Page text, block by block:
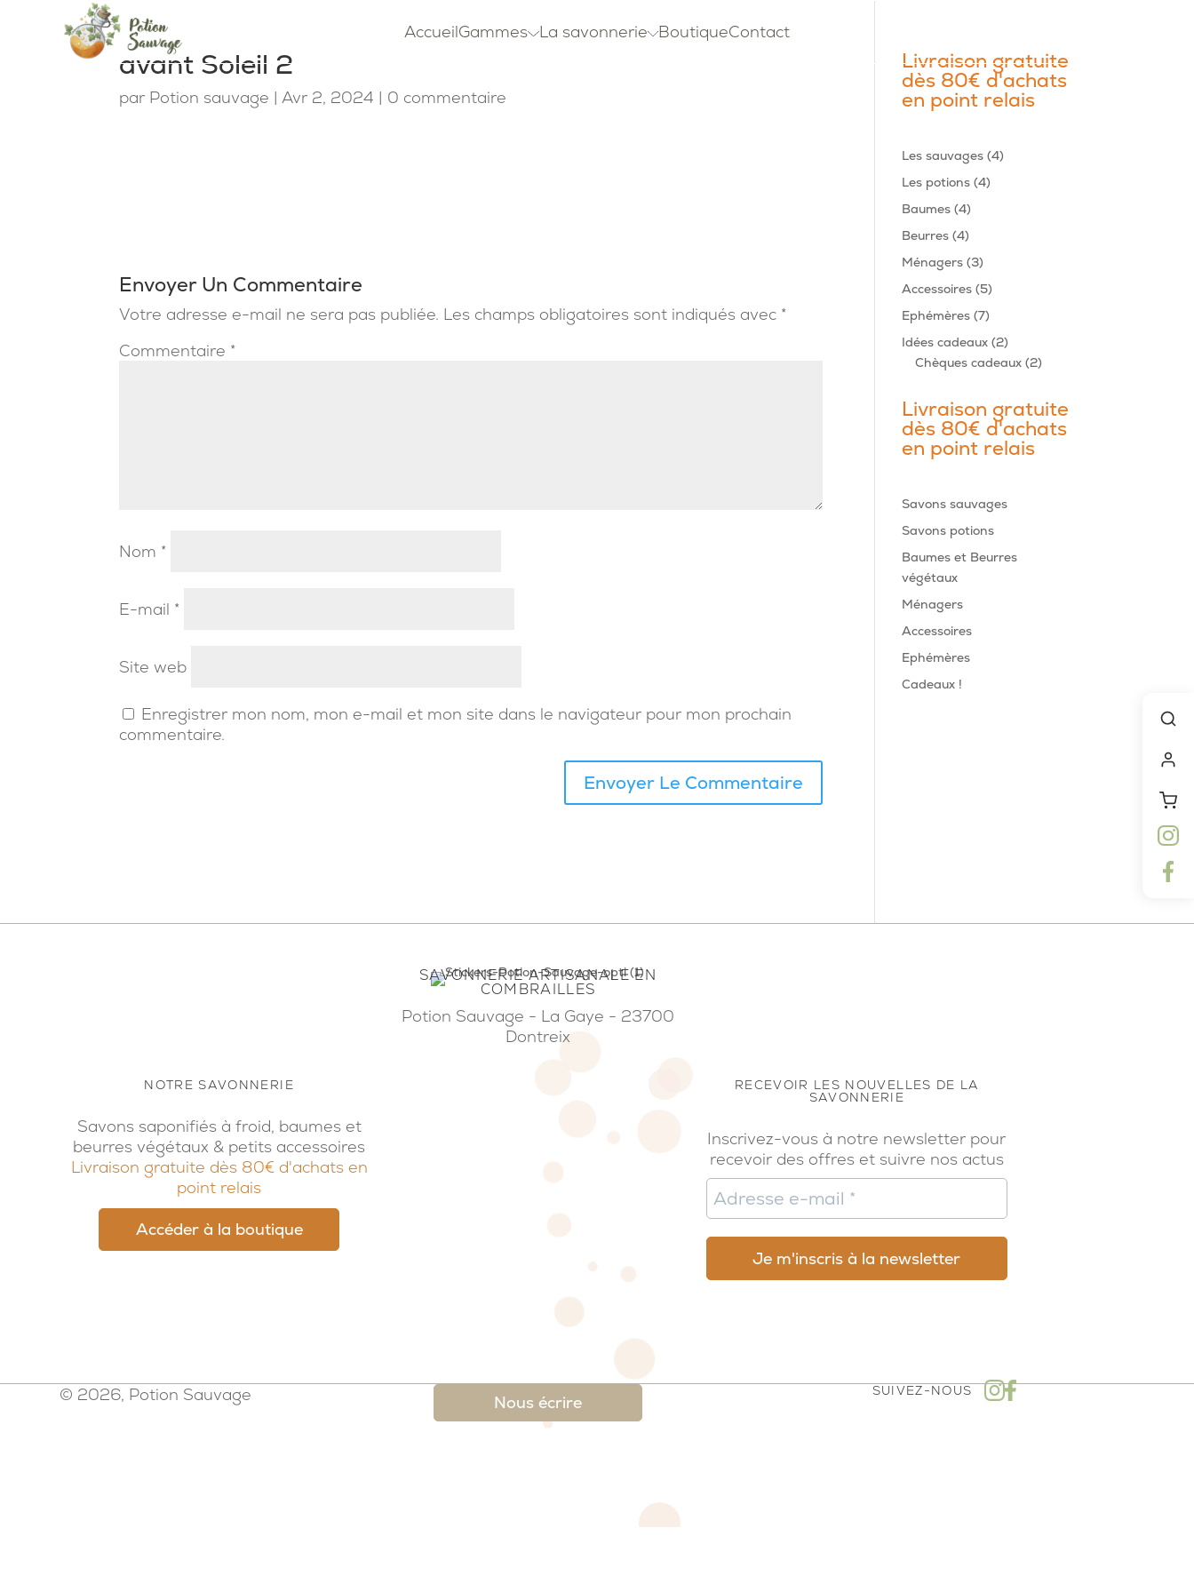
AccueilGammes La savonnerie BoutiqueContact
avant Soleil 2
par Potion sauvage |Avr 2, 2024 | 0 commentaire
Envoyer Un Commentaire
Votre adresse e-mail ne sera pas publiée. Les champs obligatoires sont indiqués avec *
Commentaire *
Nom *
E-mail *
Site web
Enregistrer mon nom, mon e-mail et mon site dans le navigateur pour mon prochain
commentaire.
Livraison gratuite
dès 80€ d'achats
en point relais
Les sauvages 44
Les potions 44
Baumes 44
produits
Beurres 44
produits
Ménagers 33
produits
Accessoires 55
produits
Ephémères 77
produits
Idées cadeaux 22
produits
Chèques cadeaux 22
Livraison gratuite
dès 80€ d'achats
en point relais
Savons sauvages
Savons potions
Baumes et Beurres
végétaux
Ménagers
Accessoires
Ephémères
Cadeaux !
NOTRE SAVONNERIE
Savons saponifiés à froid, baumes et
beurres végétaux & petits accessoires
Livraison gratuite dès 80€ d'achats en
point relais
Accéder à la boutique
SAVONNERIE ARTISANALE EN
COMBRAILLES
Potion Sauvage - La Gaye - 23700
Dontreix
RECEVOIR LES NOUVELLES DE LA
SAVONNERIE
Inscrivez-vous à notre newsletter pour
recevoir des offres et suivre nos actus
© 2026, Potion Sauvage Nous écrire
SUIVEZ-NOUS